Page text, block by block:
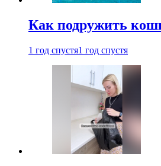
Как подружить
1 год спустя1 год спустя